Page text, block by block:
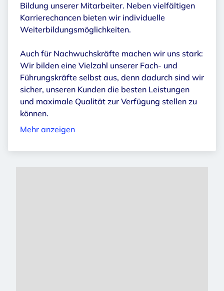
Bildung unserer Mitarbeiter. Neben vielfältigen
Karrierechancen bieten wir individuelle
Weiterbildungsmöglichkeiten.
Auch für Nachwuchskräfte machen wir uns stark:
Wir bilden eine Vielzahl unserer Fach- und
Führungskräfte selbst aus, denn dadurch sind wir
sicher, unseren Kunden die besten Leistungen
und maximale Qualität zur Verfügung stellen zu
können.
Mehr anzeigen